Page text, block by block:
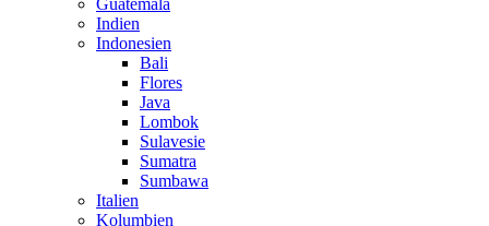
Guatemala
Indien
Indonesien
Bali
Flores
Java
Lombok
Sulavesie
Sumatra
Sumbawa
Italien
Kolumbien